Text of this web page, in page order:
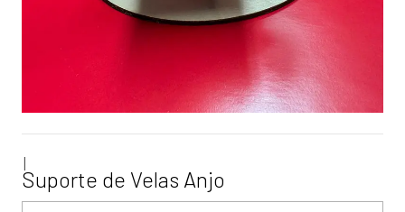
|
Suporte de Velas Anjo